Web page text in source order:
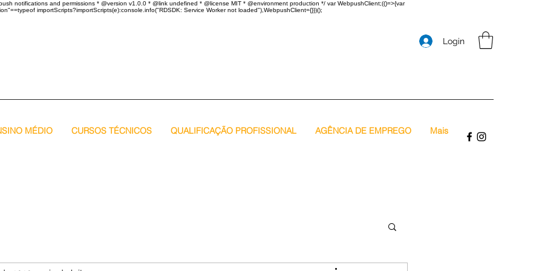
notifications and permissions * @version v1.0.0 * @link undefined * @license MIT * @environment production */ var WebpushClient;(()=>{var
importScripts?importScripts(e):console.info("RDSDK: Service Worker not loaded"),WebpushClient={}})();
Login
MÉDIO CURSOS TÉCNICOS QUALIFICAÇÃO PROFISSIONAL AGÊNCIA DE EMPREGO Mais